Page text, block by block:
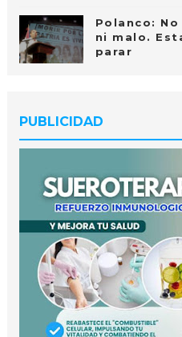
Polanco:
ni malo.
parar
PUBLICIDAD